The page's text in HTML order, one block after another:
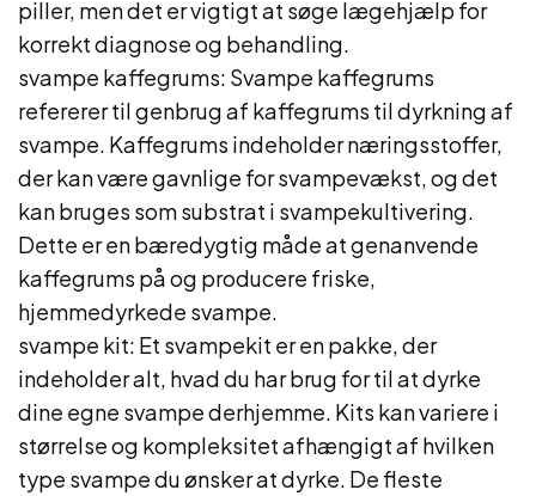
piller, men det er vigtigt at søge lægehjælp for
korrekt diagnose og behandling.
svampe kaffegrums: Svampe kaffegrums
refererer til genbrug af kaffegrums til dyrkning af
svampe. Kaffegrums indeholder næringsstoffer,
der kan være gavnlige for svampevækst, og det
kan bruges som substrat i svampekultivering.
Dette er en bæredygtig måde at genanvende
kaffegrums på og producere friske,
hjemmedyrkede svampe.
svampe kit: Et svampekit er en pakke, der
indeholder alt, hvad du har brug for til at dyrke
dine egne svampe derhjemme. Kits kan variere i
størrelse og kompleksitet afhængigt af hvilken
type svampe du ønsker at dyrke. De fleste